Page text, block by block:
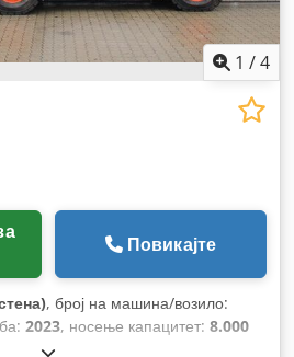
1 /4
Повикајте
, број на машина/возило:
2023, носење капацитет: 8.000
6.350 мм